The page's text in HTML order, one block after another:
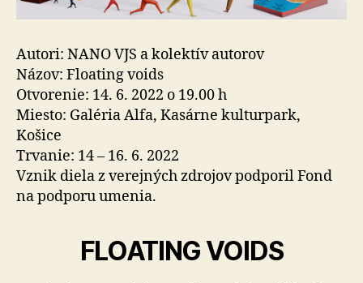
Autori: NANO VJS a kolektív autorov
Názov: Floating voids
Otvorenie: 14. 6. 2022 o 19.00 h
Miesto: Galéria Alfa, Kasárne kulturpark,
Košice
Trvanie: 14 – 16. 6. 2022
Vznik diela z verejných zdrojov podporil Fond
na podporu umenia.
FLOATING VOIDS